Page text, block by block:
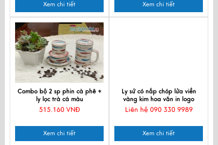
Xem chi tiết Xem chi tiết
Combo bộ 2 sp phin cà phê +
ly lọc trà cá màu
515.160 VNĐ
Xem chi tiết
Ly sứ có nắp chóp lửa viền
vàng kim hoa văn in logo
LSVBT013
Liên hệ 090 330 9989
Xem chi tiết